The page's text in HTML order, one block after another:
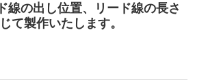
線の出し位置、リード線の長さ
て製作いたします。